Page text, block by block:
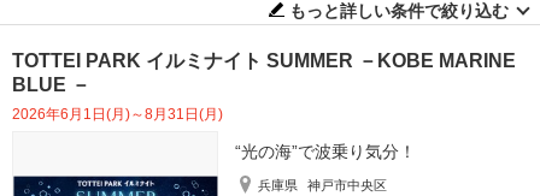
もっと詳しい条件で絞り込む
TOTTEI PARK イルミナイト SUMMER －KOBE MARINE
BLUE －
2026年6月1日(月)～8月31日(月)
“光の海”で波乗り気分！
兵庫県
神戸市中央区